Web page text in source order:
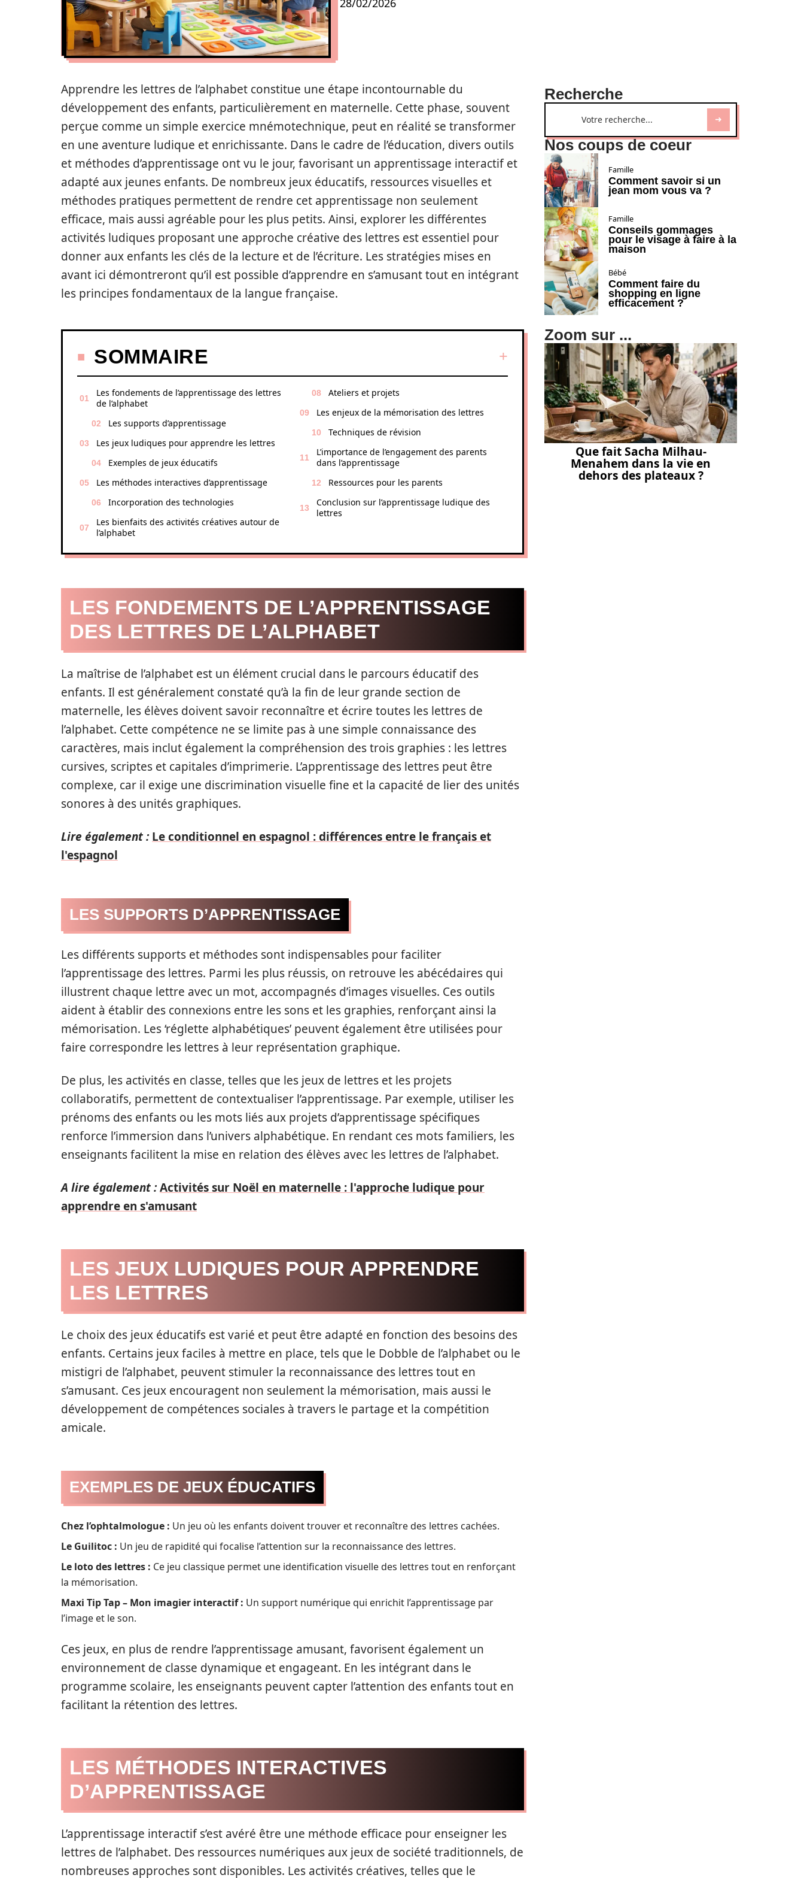
28/02/2026
Apprendre les lettres de l’alphabet constitue une étape incontournable du
développement des enfants, particulièrement en maternelle. Cette phase, souvent
perçue comme un simple exercice mnémotechnique, peut en réalité se transformer
en une aventure ludique et enrichissante. Dans le cadre de l’éducation, divers outils
et méthodes d’apprentissage ont vu le jour, favorisant un apprentissage interactif et
adapté aux jeunes enfants. De nombreux jeux éducatifs, ressources visuelles et
méthodes pratiques permettent de rendre cet apprentissage non seulement
efficace, mais aussi agréable pour les plus petits. Ainsi, explorer les différentes
activités ludiques proposant une approche créative des lettres est essentiel pour
donner aux enfants les clés de la lecture et de l’écriture. Les stratégies mises en
avant ici démontreront qu’il est possible d’apprendre en s’amusant tout en intégrant
les principes fondamentaux de la langue française.
SOMMAIRE
Les fondements de l’apprentissage des lettres
de l’alphabet
Les supports d’apprentissage
Les jeux ludiques pour apprendre les lettres
Exemples de jeux éducatifs
Les méthodes interactives d’apprentissage
Incorporation des technologies
Les bienfaits des activités créatives autour de
l’alphabet
Ateliers et projets
Les enjeux de la mémorisation des lettres
Techniques de révision
L’importance de l’engagement des parents
dans l’apprentissage
Ressources pour les parents
Conclusion sur l’apprentissage ludique des
lettres
LES FONDEMENTS DE L’APPRENTISSAGE
DES LETTRES DE L’ALPHABET
La maîtrise de l’alphabet est un élément crucial dans le parcours éducatif des
enfants. Il est généralement constaté qu’à la fin de leur grande section de
maternelle, les élèves doivent savoir reconnaître et écrire toutes les lettres de
l’alphabet. Cette compétence ne se limite pas à une simple connaissance des
caractères, mais inclut également la compréhension des trois graphies : les lettres
cursives, scriptes et capitales d’imprimerie. L’apprentissage des lettres peut être
complexe, car il exige une discrimination visuelle fine et la capacité de lier des unités
sonores à des unités graphiques.
Lire également : Le conditionnel en espagnol : différences entre le français et
l'espagnol
LES SUPPORTS D’APPRENTISSAGE
Les différents supports et méthodes sont indispensables pour faciliter
l’apprentissage des lettres. Parmi les plus réussis, on retrouve les abécédaires qui
illustrent chaque lettre avec un mot, accompagnés d’images visuelles. Ces outils
aident à établir des connexions entre les sons et les graphies, renforçant ainsi la
mémorisation. Les ‘réglette alphabétiques’ peuvent également être utilisées pour
faire correspondre les lettres à leur représentation graphique.
De plus, les activités en classe, telles que les jeux de lettres et les projets
collaboratifs, permettent de contextualiser l’apprentissage. Par exemple, utiliser les
prénoms des enfants ou les mots liés aux projets d’apprentissage spécifiques
renforce l’immersion dans l’univers alphabétique. En rendant ces mots familiers, les
enseignants facilitent la mise en relation des élèves avec les lettres de l’alphabet.
A lire également :Activités sur Noël en maternelle : l'approche ludique pour
apprendre en s'amusant
LES JEUX LUDIQUES POUR APPRENDRE
LES LETTRES
Le choix des jeux éducatifs est varié et peut être adapté en fonction des besoins des
enfants. Certains jeux faciles à mettre en place, tels que le Dobble de l’alphabet ou le
mistigri de l’alphabet, peuvent stimuler la reconnaissance des lettres tout en
s’amusant. Ces jeux encouragent non seulement la mémorisation, mais aussi le
développement de compétences sociales à travers le partage et la compétition
amicale.
EXEMPLES DE JEUX ÉDUCATIFS
Chez l’ophtalmologue : Un jeu où les enfants doivent trouver et reconnaître des lettres cachées.
Le Guilitoc : Un jeu de rapidité qui focalise l’attention sur la reconnaissance des lettres.
Le loto des lettres : Ce jeu classique permet une identification visuelle des lettres tout en renforçant
la mémorisation.
Maxi Tip Tap – Mon imagier interactif : Un support numérique qui enrichit l’apprentissage par
l’image et le son.
Ces jeux, en plus de rendre l’apprentissage amusant, favorisent également un
environnement de classe dynamique et engageant. En les intégrant dans le
programme scolaire, les enseignants peuvent capter l’attention des enfants tout en
facilitant la rétention des lettres.
LES MÉTHODES INTERACTIVES
D’APPRENTISSAGE
L’apprentissage interactif s’est avéré être une méthode efficace pour enseigner les
lettres de l’alphabet. Des ressources numériques aux jeux de société traditionnels, de
nombreuses approches sont disponibles. Les activités créatives, telles que le
Recherche
Nos coups de coeur
Famille
Comment savoir si un
jean mom vous va ?
Famille
Conseils gommages
pour le visage à faire à la
maison
Bébé
Comment faire du
shopping en ligne
efficacement ?
Zoom sur ...
Que fait Sacha Milhau-
Menahem dans la vie en
dehors des plateaux ?